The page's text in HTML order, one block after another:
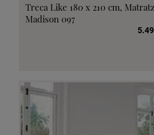
Treca Like 180 x 210 cm,
Madison 097